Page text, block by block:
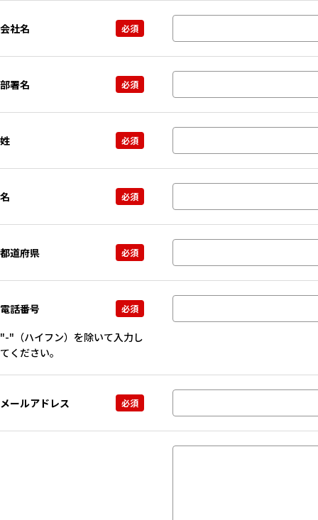
会社名
部署名
姓
名
都道府県
電話番号
"-"（ハイフン）を除いて入力し
てください。
メールアドレス